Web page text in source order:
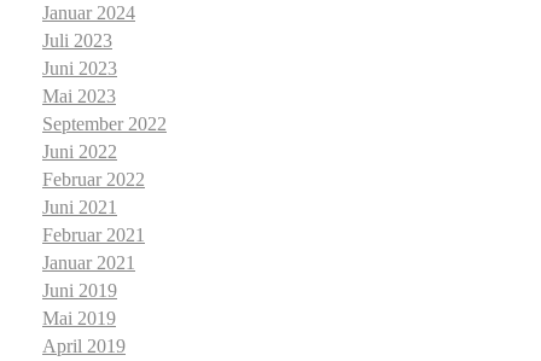
Januar 2024
Juli 2023
Juni 2023
Mai 2023
September 2022
Juni 2022
Februar 2022
Juni 2021
Februar 2021
Januar 2021
Juni 2019
Mai 2019
April 2019